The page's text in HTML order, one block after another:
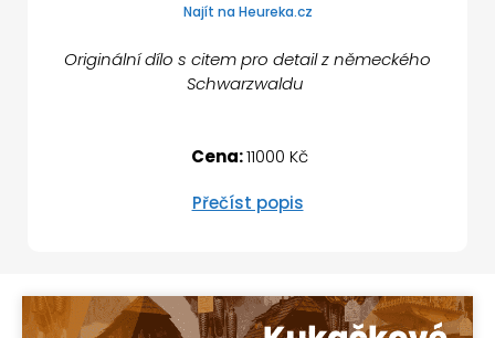
Najít na Heureka.cz
Originální dílo s citem pro detail z německého
Schwarzwaldu
Cena:11000 Kč
Přečíst popis